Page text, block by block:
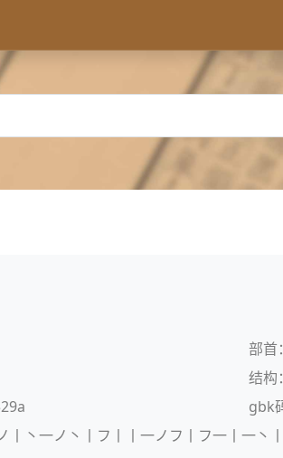
部首：
结构
gbk
丨丶一ノ丶丨フ丨丨一ノフ丨フ一丨一丶丨